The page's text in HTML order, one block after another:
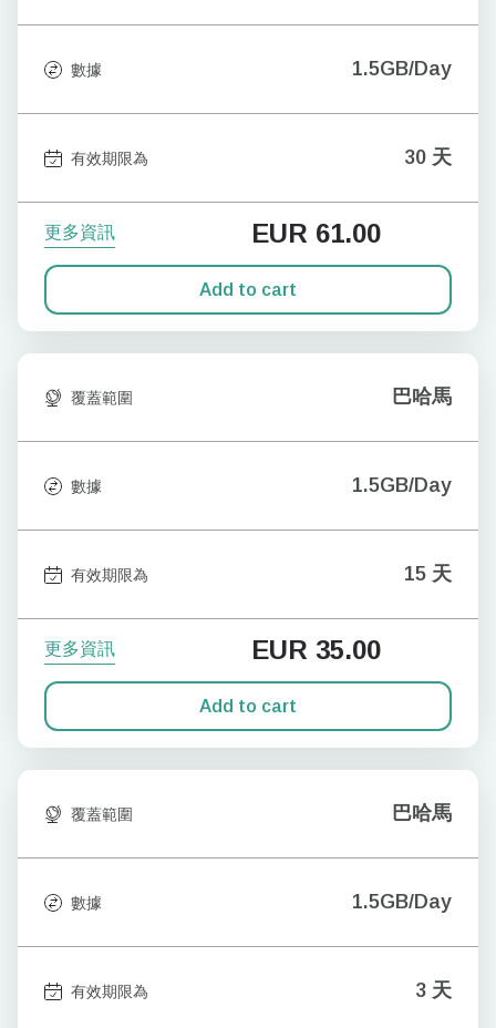
數據 1.5GB/Day
有效期限為 30 天
更多資訊 EUR 61.00
Add to cart
覆蓋範圍 巴哈馬
數據 1.5GB/Day
有效期限為 15 天
更多資訊 EUR 35.00
Add to cart
覆蓋範圍 巴哈馬
數據 1.5GB/Day
有效期限為 3 天